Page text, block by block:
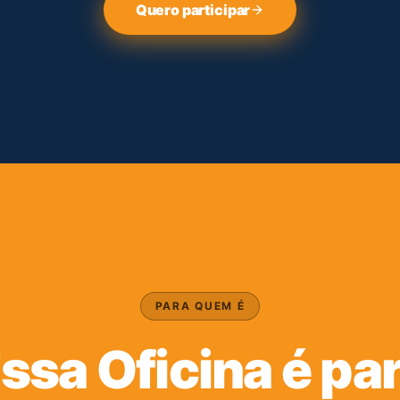
Quero participar
PARA QUEM É
Oficina é